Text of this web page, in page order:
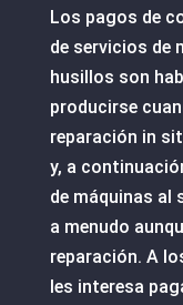
Los pagos de
de servicios de
husillos son
producirse
reparación in
y, a
de máquinas al
a menudo
reparación. A
les interesa